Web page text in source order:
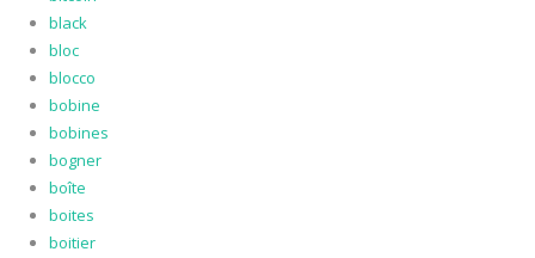
black
bloc
blocco
bobine
bobines
bogner
boîte
boites
boitier